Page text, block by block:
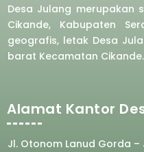
Desa Julang merupakan
Cikande, Kabupaten
geografis, letak Desa
barat Kecamatan Cikande.
Alamat Kantor
Jl. Otonom Lanud Gorda